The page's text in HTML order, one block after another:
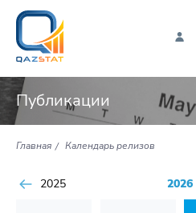
Публикации
Главная Календарь релизов
2025 2026